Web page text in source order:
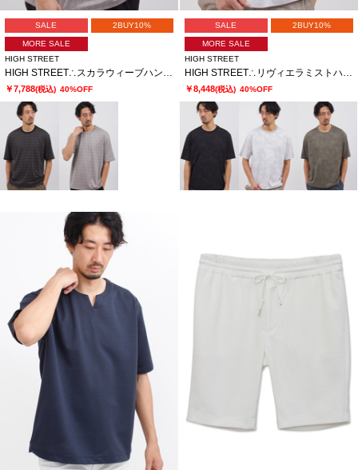
SALE 2BUY10%
MORE SALE
HIGH STREET
HIGH STREET∴スカラウィーブハンソデBigクルーネック
￥7,788(税込) 40%OFF
SALE 2BUY10%
MORE SALE
HIGH STREET
HIGH STREET∴リヴィエラミストハンソデBigクルーネック
￥8,448(税込) 40%OFF